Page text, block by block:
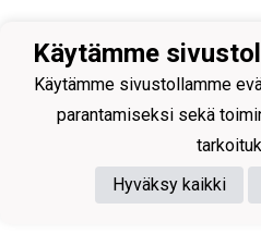
Käytämme
Käytämme sivustollamme
parantamiseksi sekä
Hyväksy kaikki